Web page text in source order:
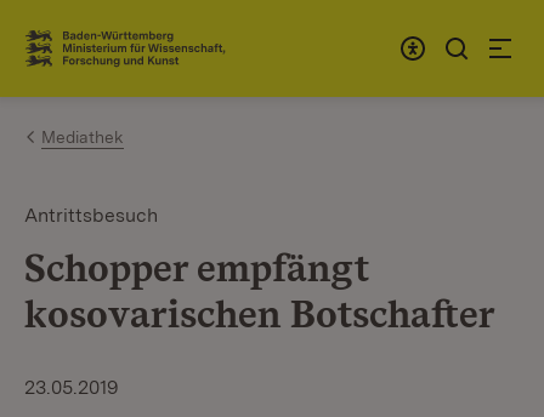
Zum Inhalt springen
Link zur Startseite
Mediathek
Antrittsbesuch
Schopper empfängt
kosovarischen Botschafter
23.05.2019